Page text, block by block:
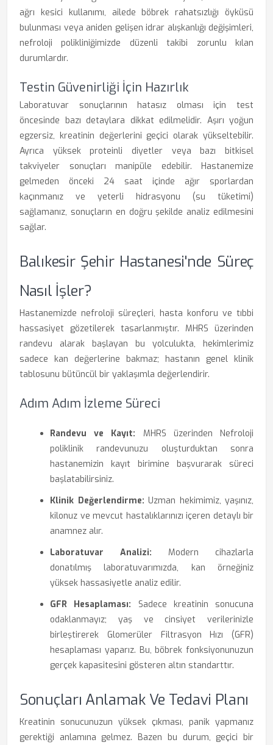
ağrı kesici kullanımı, ailede böbrek rahatsızlığı öyküsü
bulunması veya aniden gelişen idrar alışkanlığı değişimleri,
nefroloji polikliniğimizde düzenli takibi zorunlu kılan
durumlardır.
Testin Güvenirliği İçin Hazırlık
Laboratuvar sonuçlarının hatasız olması için test
öncesinde bazı detaylara dikkat edilmelidir. Aşırı yoğun
egzersiz, kreatinin değerlerini geçici olarak yükseltebilir.
Ayrıca yüksek proteinli diyetler veya bazı bitkisel
takviyeler sonuçları manipüle edebilir. Hastanemize
gelmeden önceki 24 saat içinde ağır sporlardan
kaçınmanız ve yeterli hidrasyonu (su tüketimi)
sağlamanız, sonuçların en doğru şekilde analiz edilmesini
sağlar.
Balıkesir Şehir Hastanesi'nde Süreç
Nasıl İşler?
Hastanemizde nefroloji süreçleri, hasta konforu ve tıbbi
hassasiyet gözetilerek tasarlanmıştır. MHRS üzerinden
randevu alarak başlayan bu yolculukta, hekimlerimiz
sadece kan değerlerine bakmaz; hastanın genel klinik
tablosunu bütüncül bir yaklaşımla değerlendirir.
Adım Adım İzleme Süreci
Randevu ve Kayıt: MHRS üzerinden Nefroloji
poliklinik randevunuzu oluşturduktan sonra
hastanemizin kayıt birimine başvurarak süreci
başlatabilirsiniz.
Klinik Değerlendirme: Uzman hekimimiz, yaşınız,
kilonuz ve mevcut hastalıklarınızı içeren detaylı bir
anamnez alır.
Laboratuvar Analizi: Modern cihazlarla
donatılmış laboratuvarımızda, kan örneğiniz
yüksek hassasiyetle analiz edilir.
GFR Hesaplaması: Sadece kreatinin sonucuna
odaklanmayız; yaş ve cinsiyet verilerinizle
birleştirerek Glomerüler Filtrasyon Hızı (GFR)
hesaplaması yaparız. Bu, böbrek fonksiyonunuzun
gerçek kapasitesini gösteren altın standarttır.
Sonuçları Anlamak Ve Tedavi Planı
Kreatinin sonucunuzun yüksek çıkması, panik yapmanız
gerektiği anlamına gelmez. Bazen bu durum, geçici bir